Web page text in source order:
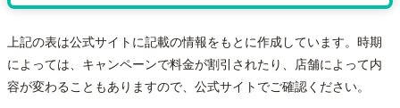
上記の表は公式サイトに記載の情報をもとに作成しています。時期
によっては、キャンペーンで料金が割引されたり、店舗によって内
容が変わることもありますので、公式サイトでご確認ください。